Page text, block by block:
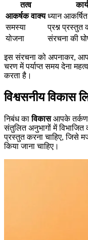
तत्व कार्य
आकर्षक वाक्य ध्यान
समस्या
प्रश्न प्रस्तुत
योजना
संरचना की
इस संरचना को अपनाकर,
चरण में पर्याप्त समय देना
करता है।
विश्वसनीय विकास
निबंध काविकासआपके तर्कण
संतुलित अनुभागों में
प्रस्तुत करना चाहिए, जिसे
किया जाना चाहिए।